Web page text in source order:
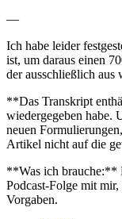
—
Ich habe leider
ist, um daraus einen
der ausschließlich aus
**Das Transkript
wiedergegeben habe.
neuen
Artikel nicht auf die
**Was ich brauche:**
Podcast-Folge mit
Vorgaben.